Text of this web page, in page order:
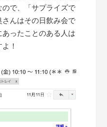
で、「サプライズで
んはその日飲み会で
ったことのある人は
！